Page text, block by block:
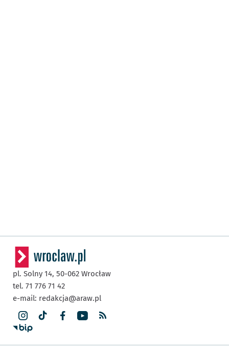
pl. Solny 14, 50-062 Wrocław
tel. 71 776 71 42
e-mail: redakcja@araw.pl